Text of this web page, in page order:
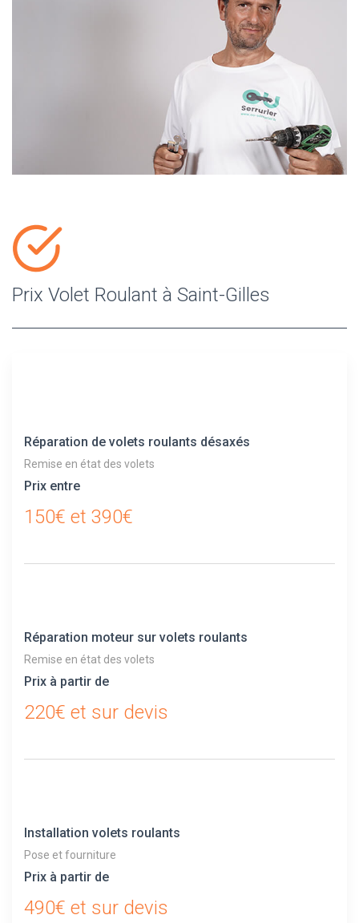
Prix Volet Roulant à Saint-Gilles
Réparation de volets roulants désaxés
Remise en état des volets
Prix entre
150€ et 390€
Réparation moteur sur volets roulants
Remise en état des volets
Prix à partir de
220€ et sur devis
Installation volets roulants
Pose et fourniture
Prix à partir de
490€ et sur devis